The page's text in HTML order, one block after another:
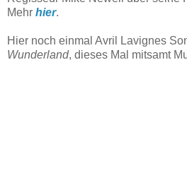
Mehr hier.
Hier noch einmal Avril Lavignes
Wunderland, dieses Mal mitsamt